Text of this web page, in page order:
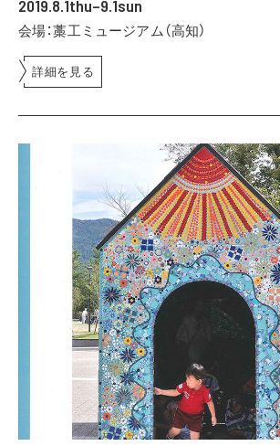
2019.8.1thu–9.1sun
会場：藁工ミュージアム（高知）
詳細を見る